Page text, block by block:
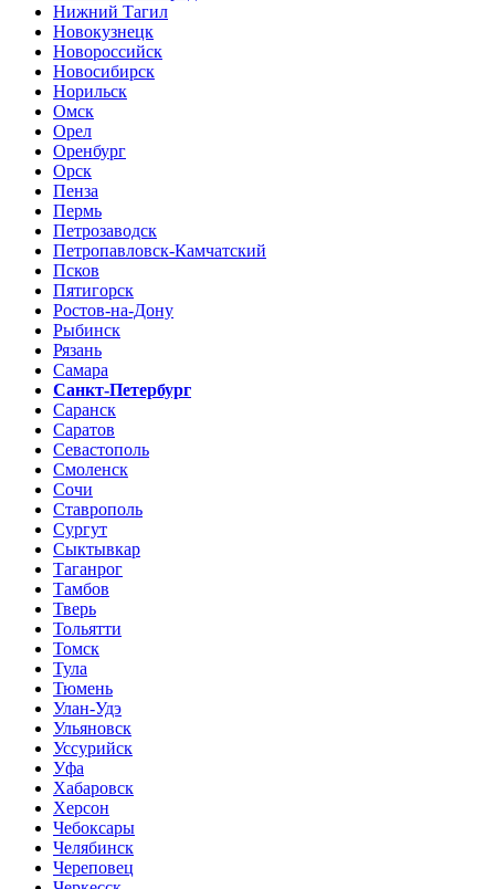
Нижний Тагил
Новокузнецк
Новороссийск
Новосибирск
Норильск
Омск
Орел
Оренбург
Орск
Пенза
Пермь
Петрозаводск
Петропавловск-Камчатский
Псков
Пятигорск
Ростов-на-Дону
Рыбинск
Рязань
Самара
Санкт-Петербург
Саранск
Саратов
Севастополь
Смоленск
Сочи
Ставрополь
Сургут
Сыктывкар
Таганрог
Тамбов
Тверь
Тольятти
Томск
Тула
Тюмень
Улан-Удэ
Ульяновск
Уссурийск
Уфа
Хабаровск
Херсон
Чебоксары
Челябинск
Череповец